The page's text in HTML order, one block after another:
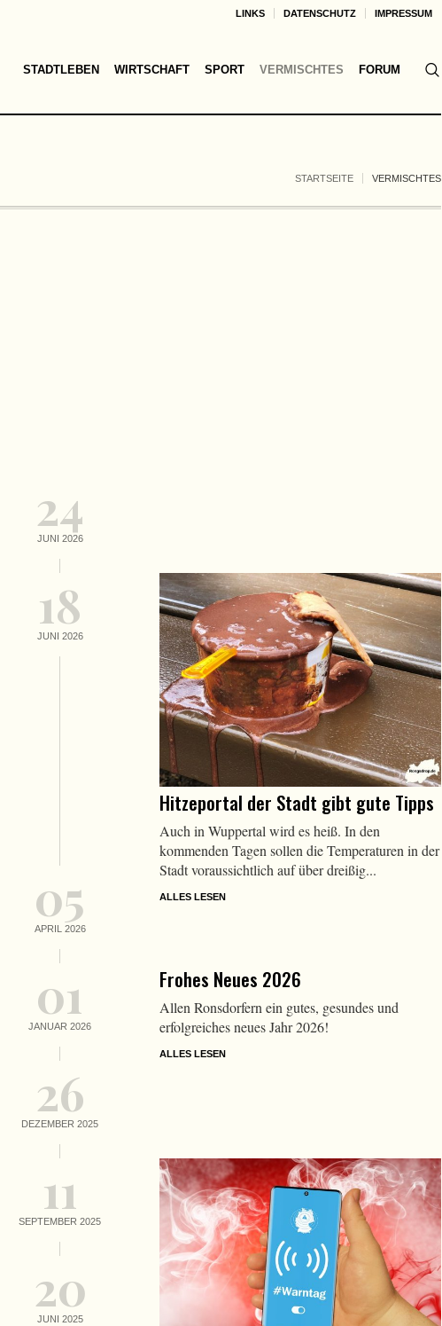
LINKS DATENSCHUTZ IMPRESSUM
STADTLEBEN WIRTSCHAFT SPORT VERMISCHTES FORUM
STARTSEITE VERMISCHTES
24
JUNI 2026
18
JUNI 2026
Hitzeportal der Stadt gibt gute Tipps
Auch in Wuppertal wird es heiß. In den
kommenden Tagen sollen die Temperaturen in der
Stadt voraussichtlich auf über dreißig...
ALLES LESEN
05
APRIL 2026
01
JANUAR 2026
Frohes Neues 2026
Allen Ronsdorfern ein gutes, gesundes und
erfolgreiches neues Jahr 2026!
ALLES LESEN
26
DEZEMBER 2025
11
SEPTEMBER 2025
20
JUNI 2025